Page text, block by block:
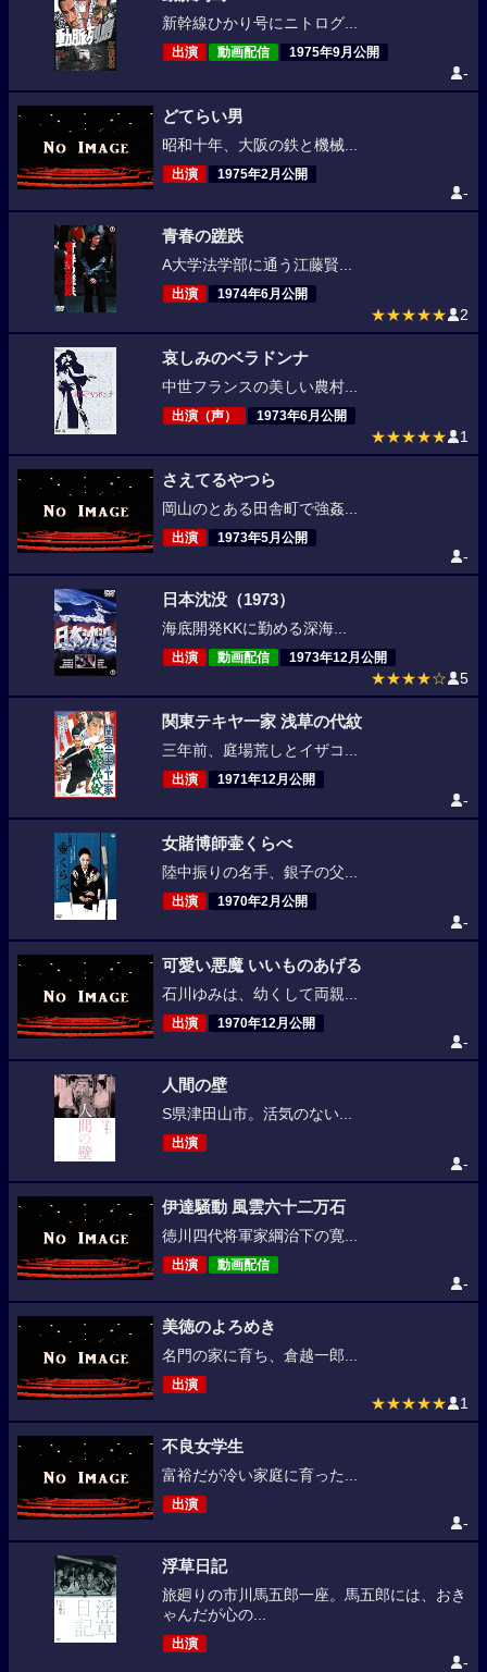
新幹線ひかり号にニトログ...
出演 動画配信 1975年9月公開
-
どてらい男
昭和十年、大阪の鉄と機械...
出演 1975年2月公開
-
青春の蹉跌
A大学法学部に通う江藤賢...
出演 1974年6月公開
★★★★★ 2
哀しみのベラドンナ
中世フランスの美しい農村...
出演（声） 1973年6月公開
★★★★★ 1
さえてるやつら
岡山のとある田舎町で強姦...
出演 1973年5月公開
-
日本沈没（1973）
海底開発KKに勤める深海...
出演 動画配信 1973年12月公開
★★★★☆ 5
関東テキヤ一家 浅草の代紋
三年前、庭場荒しとイザコ...
出演 1971年12月公開
-
女賭博師壷くらべ
陸中振りの名手、銀子の父...
出演 1970年2月公開
-
可愛い悪魔 いいものあげる
石川ゆみは、幼くして両親...
出演 1970年12月公開
-
人間の壁
S県津田山市。活気のない...
出演
-
伊達騒動 風雲六十二万石
徳川四代将軍家綱治下の寛...
出演 動画配信
-
美徳のよろめき
名門の家に育ち、倉越一郎...
出演
★★★★★ 1
不良女学生
富裕だが冷い家庭に育った...
出演
-
浮草日記
旅廻りの市川馬五郎一座。馬五郎には、おき
ゃんだが心の...
出演
-